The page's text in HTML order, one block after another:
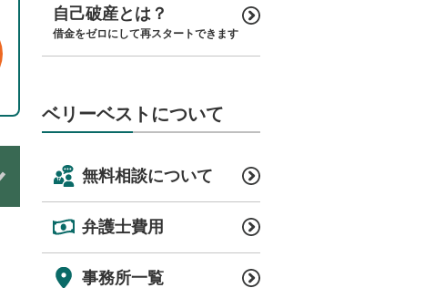
自己破産とは？
借金をゼロにして再スタートできます
ベリーベストについて
無料相談について
弁護士費用
事務所一覧